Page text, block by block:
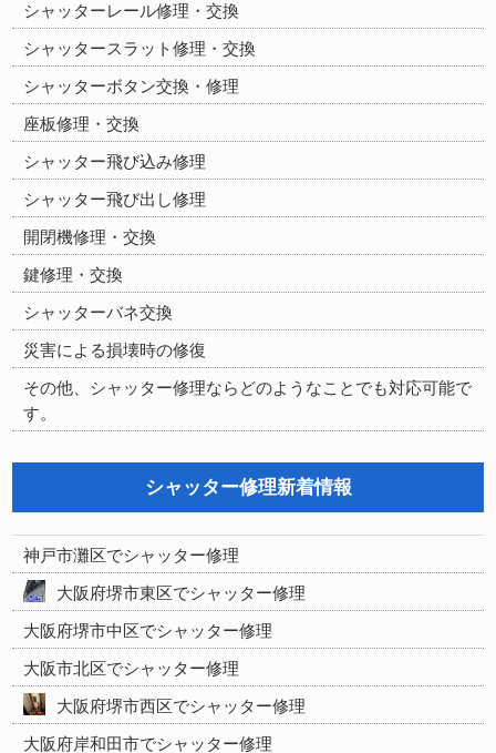
シャッターレール修理・交換
シャッタースラット修理・交換
シャッターボタン交換・修理
座板修理・交換
シャッター飛び込み修理
シャッター飛び出し修理
開閉機修理・交換
鍵修理・交換
シャッターバネ交換
災害による損壊時の修復
その他、シャッター修理ならどのようなことでも対応可能で
す。
シャッター修理新着情報
神戸市灘区でシャッター修理
大阪府堺市東区でシャッター修理
大阪府堺市中区でシャッター修理
大阪市北区でシャッター修理
大阪府堺市西区でシャッター修理
大阪府岸和田市でシャッター修理